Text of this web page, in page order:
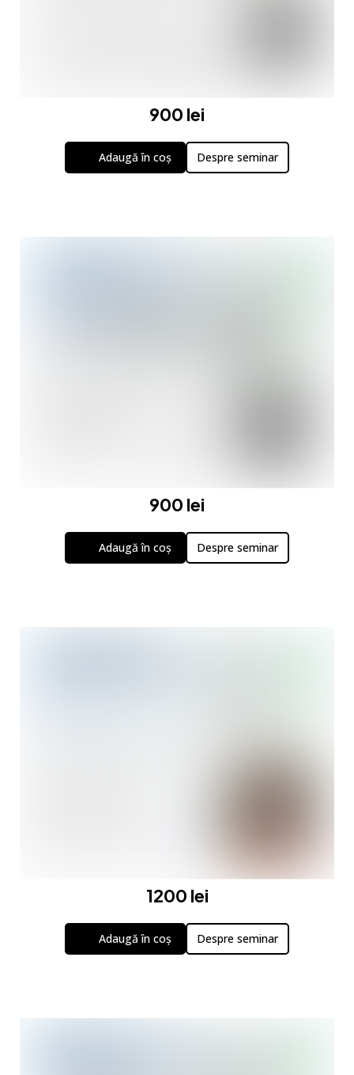
900 lei
Adaugă în coș Despre seminar
900 lei
Adaugă în coș Despre seminar
1200 lei
Adaugă în coș Despre seminar